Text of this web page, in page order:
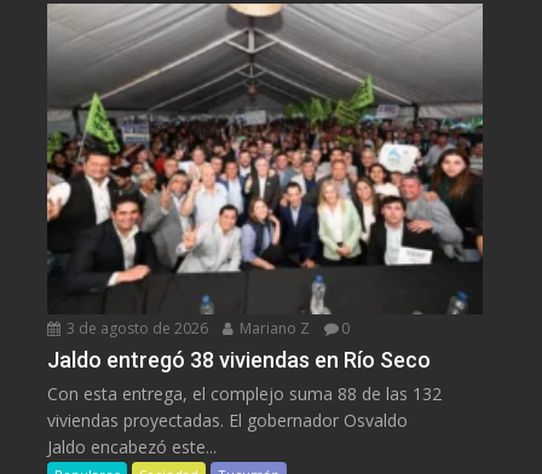
3 de agosto de 2026 Mariano Z 0
Jaldo entregó 38 viviendas en Río Seco
Con esta entrega, el complejo suma 88 de las 132
viviendas proyectadas. El gobernador Osvaldo
Jaldo encabezó este...